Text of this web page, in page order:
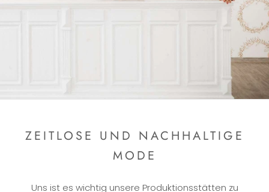
ZEITLOSE UND NACHHALTIGE
MODE
Uns ist es wichtig unsere Produktionsstätten zu